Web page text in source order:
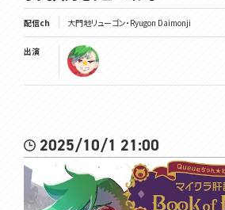
配信ch 大門地リューゴン・Ryugon Daimonji
出演
2025/10/1 21:00